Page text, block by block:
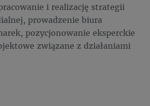
i realizację strategii
prowadzenie biura
pozycjonowanie eksperckie
związane z działaniami